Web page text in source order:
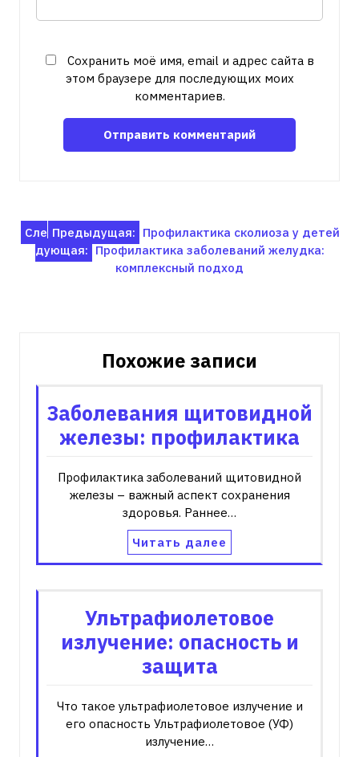
Сохранить моё имя, email и адрес сайта в
этом браузере для последующих моих
комментариев.
Навигация
по
Предыдущая: Профилактика сколиоза у детей
Сле
дующая: Профилактика заболеваний желудка:
комплексный подход
Похожие записи
Заболевания щитовидной
железы: профилактика
Профилактика заболеваний щитовидной
железы – важный аспект сохранения
здоровья. Раннее…
Читать далее
Ультрафиолетовое
излучение: опасность и
защита
Что такое ультрафиолетовое излучение и
его опасность Ультрафиолетовое (УФ)
излучение…